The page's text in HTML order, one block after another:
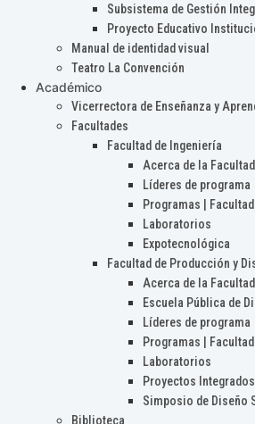
Subsistema de Gestión
Proyecto Educativo
Manual de identidad visual
Teatro La Convención
Académico
Vicerrectora de Enseñanza y
Facultades
Facultad de Ingeniería
Acerca de la Facultad
Líderes de programa
Programas |
Laboratorios
Expotecnológica
Facultad de Producción y
Acerca de la Facultad
Escuela Pública de
Líderes de programa
Programas |
Laboratorios
Proyectos
Simposio de Diseño
Biblioteca